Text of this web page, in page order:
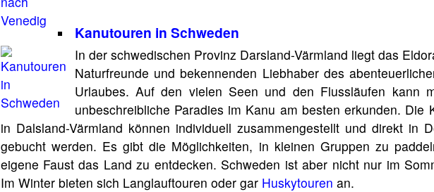
Kanutouren in Schweden
In der schwedischen Provinz Darsland-Värmland liegt das
Naturfreunde und bekennenden Liebhaber des
Urlaubes. Auf den vielen Seen und den Flussläufen kann
unbeschreibliche Paradies im Kanu am besten erkunden. Die
in Dalsland-Värmland können individuell zusammengestellt und direkt in
gebucht werden. Es gibt die Möglichkeiten, in kleinen Gruppen zu
eigene Faust das Land zu entdecken. Schweden ist aber nicht nur im
Im Winter bieten sich Langlauftouren oder gar Huskytouren an.